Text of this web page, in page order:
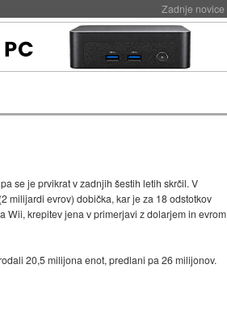
Zadnje novice
se je prvikrat v zadnjih šestih letih skrčil. V
milijardi evrov) dobička, kar je za 18 odstotkov
Wii, krepitev jena v primerjavi z dolarjem in evrom
20,5 milijona enot, predlani pa 26 milijonov.